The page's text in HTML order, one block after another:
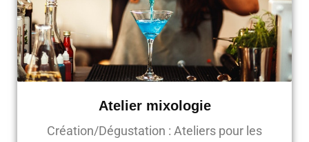
Atelier mixologie
Création/Dégustation : Ateliers pour les